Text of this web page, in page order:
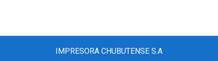
IMPRESORA CHUBUTENSE S.A